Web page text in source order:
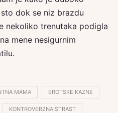
dok se niz brazdu
nekoliko trenutaka podigla
mene nesigurnim
MAMA EROTSKE KAZNE
KONTROVERZNA STRAST